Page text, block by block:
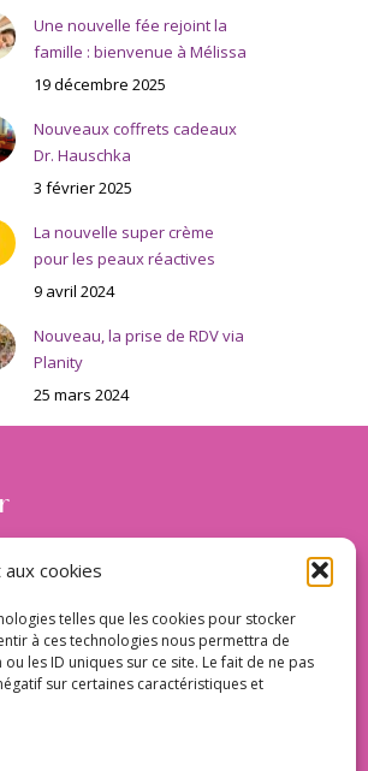
cookies
telles que les cookies pour stocker
à ces technologies nous permettra de
les ID uniques sur ce site. Le fait de ne pas
sur certaines caractéristiques et
Une nouvelle fée rejoint la
famille : bienvenue à Mélissa
19 décembre 2025
Nouveaux coffrets cadeaux
Dr. Hauschka
3 février 2025
La nouvelle super crème
pour les peaux réactives
9 avril 2024
Nouveau, la prise de RDV via
Planity
25 mars 2024
(en plein centre ville)